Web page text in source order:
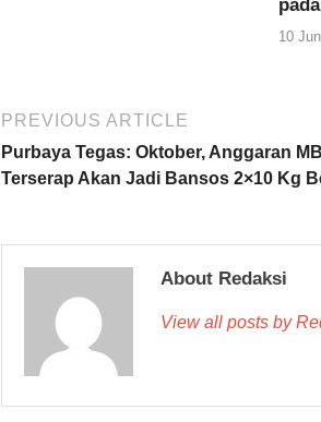
10
PREVIOUS ARTICLE
Purbaya Tegas: Oktober, Anggaran
Terserap Akan Jadi Bansos 2×10 Kg
About Redaksi
View all posts by